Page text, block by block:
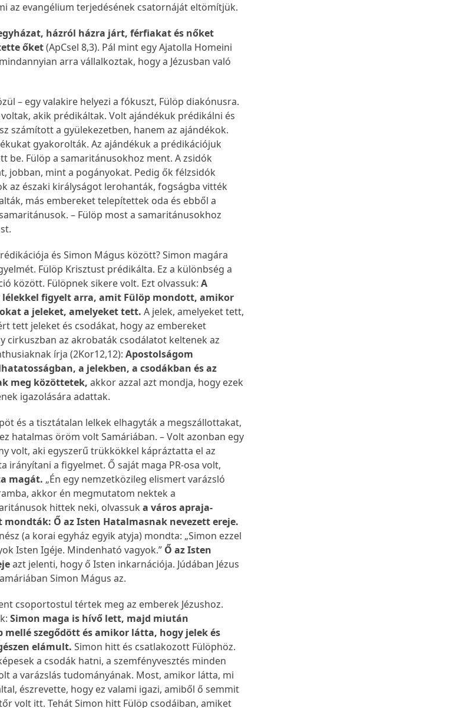
az evangélium terjedésének csatornáját eltömítjük.
házról házra járt, férfiakat és nőket
őket(ApCsel 8,3). Pál mint egy Ajatolla Homeini
arra vállalkoztak, hogy a Jézusban való
– egy valakire helyezi a fókuszt, Fülöp diakónusra.
akik prédikáltak. Volt ajándékuk prédikálni és
számított a gyülekezetben, hanem az ajándékok.
gyakorolták. Az ajándékuk a prédikációjuk
be. Fülöp a samaritánusokhoz ment. A zsidók
jobban, mint a pogányokat. Pedig ők félzsidók
az északi királyságot lerohanták, fogságba vitték
más embereket telepítettek oda és ebből a
– Fülöp most a samaritánusokhoz
és Simon Mágus között? Simon magára
Fülöp Krisztust prédikálta. Ez a különbség a
között. Fülöpnek sikere volt. Ezt olvassuk:A
lélekkel figyelt arra, amit Fülöp mondott, amikor
a jeleket, amelyeket tett.A jelek, amelyeket tett,
tett jeleket és csodákat, hogy az embereket
cirkuszban az akrobaták csodálatot keltenek az
írja (2Kor12,12):Apostolságom
a jelekben, a csodákban és az
meg közöttetek,akkor azzal azt mondja, hogy ezek
igazolására adattak.
és a tisztátalan lelkek elhagyták a megszállottakat,
hatalmas öröm volt Samáriában. – Volt azonban egy
volt, aki egyszerű trükkökkel kápráztatta el az
irányítani a figyelmet. Ő saját maga PR-osa volt,
magát. „Én egy nemzetközileg elismert varázsló
akkor én megmutatom nektek a
hittek neki, olvassuka város apraja-
Ő az Isten Hatalmasnak nevezett ereje.
(a korai egyház egyik atyja) mondta: „Simon ezzel
Isten Igéje. Mindenható vagyok.” Ő az Isten
azt jelenti, hogy ő Isten inkarnációja. Júdában Jézus
Simon Mágus az.
csoportostul tértek meg az emberek Jézushoz.
Simon maga is hívő lett, majd miután
mellé szegődött és amikor látta, hogy jelek és
elámult.Simon hitt és csatlakozott Fülöphöz.
a csodák hatni, a szemfényvesztés minden
a varázslás tudományának. Most, amikor látta, mi
észrevette, hogy ez valami igazi, amiből ő semmit
volt itt. Tehát Simon hitt Fülöp csodáiban, amiket